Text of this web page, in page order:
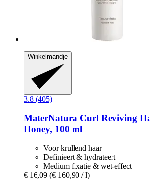
Winkelmandje
3.8 (405)
MaterNatura Curl Reviving
Honey, 100 ml
Voor krullend haar
Definieert & hydrateert
Medium fixatie & wet-effect
€ 16,09 (€ 160,90 / l)